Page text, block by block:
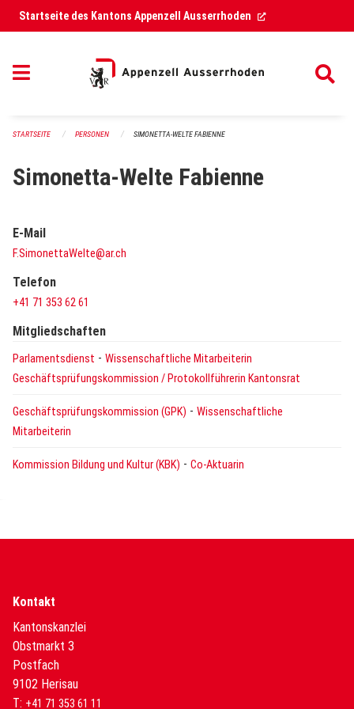
Navigation überspringen
Startseite des Kantons Appenzell Ausserrhoden (External Link)
STARTSEITE PERSONEN SIMONETTA-WELTE FABIENNE
Simonetta-Welte Fabienne
E-Mail
F.SimonettaWelte@ar.ch
Telefon
+41 71 353 62 61
Mitgliedschaften
Parlamentsdienst - Wissenschaftliche Mitarbeiterin
Geschäftsprüfungskommission / Protokollführerin Kantonsrat
Geschäftsprüfungskommission (GPK) - Wissenschaftliche
Mitarbeiterin
Kommission Bildung und Kultur (KBK) - Co-Aktuarin
Kontakt
Kantonskanzlei
Obstmarkt 3
Postfach
9102 Herisau
T: +41 71 353 61 11